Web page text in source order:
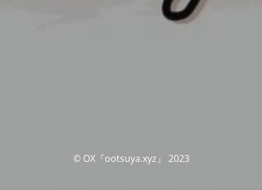
© OX『ootsuya.xyz』 2023